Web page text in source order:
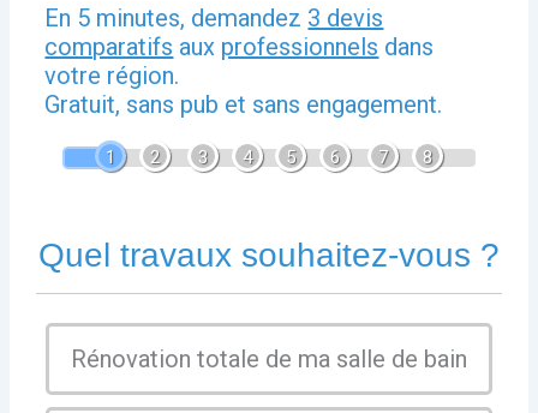
En 5 minutes, demandez 3 devis
comparatifs aux professionnels dans
votre région.
Gratuit, sans pub et sans engagement.
1 2 3 4 5 6 7 8
Quel travaux souhaitez-vous ?
Rénovation totale de ma salle de bain